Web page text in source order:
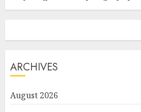
ARCHIVES
August 2026